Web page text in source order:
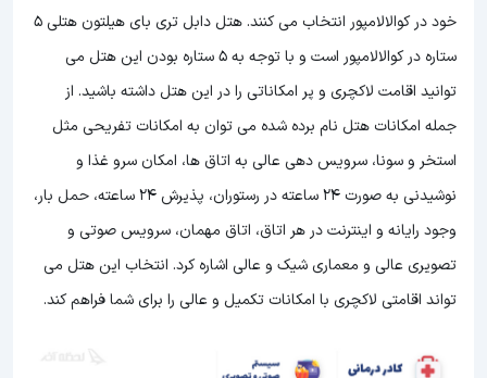
خود در کوالالامپور انتخاب می کنند. هتل دابل تری بای هیلتون هتلی 5
ستاره در کوالالامپور است و با توجه به 5 ستاره بودن این هتل
می
توانید اقامت لاکچری و پر امکاناتی را در این هتل داشته باشید. از
جمله امکانات هتل نام برده شده می توان به امکانات تفریحی مثل
استخر و سونا، سرویس دهی عالی به اتاق ها، امکان سرو غذا و
نوشیدنی به صورت 24 ساعته در رستوران، پذیرش 24 ساعته، حمل بار،
وجود رایانه و اینترنت در هر اتاق، اتاق مهمان، سرویس صوتی و
تصویری عالی و معماری شیک و عالی اشاره کرد. انتخاب این هتل می
تواند اقامتی لاکچری با امکانات تکمیل و عالی را برای شما فراهم کند.